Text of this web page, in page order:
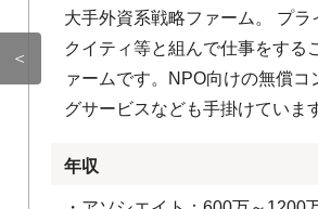
＜
大手外資系戦略ファーム。 プラ
クイティ等と組んで仕事をする
ァームです。NPO向けの無償コ
グサービスなども手掛けていま
年収